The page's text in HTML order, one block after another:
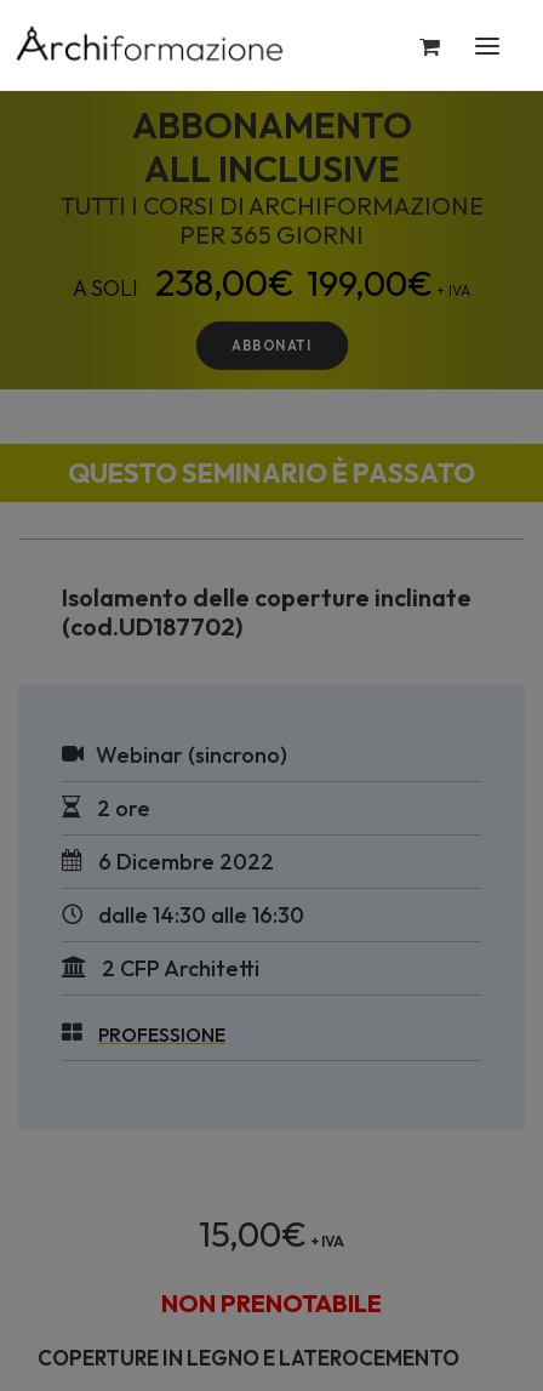
ABBONAMENTO
ALL INCLUSIVE
TUTTI I CORSI DI ARCHIFORMAZIONE
PER 365 GIORNI
199,00€ + IVA
ABBONATI
QUESTO SEMINARIO È PASSATO
Isolamento delle coperture inclinate
(cod.UD187702)
Webinar (sincrono)
2 ore
6 Dicembre 2022
dalle 14:30 alle 16:30
2 CFP Architetti
PROFESSIONE
15,00€ + IVA
NON PRENOTABILE
COPERTURE IN LEGNO E LATEROCEMENTO